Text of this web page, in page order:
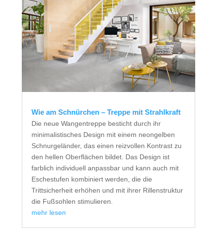
Wie am Schnürchen – Treppe mit Strahlkraft
Die neue Wangentreppe besticht durch ihr
minimalistisches Design mit einem neongelben
Schnurgeländer, das einen reizvollen Kontrast zu
den hellen Oberflächen bildet. Das Design ist
farblich individuell anpassbar und kann auch mit
Eschestufen kombiniert werden, die die
Trittsicherheit erhöhen und mit ihrer Rillenstruktur
die Fußsohlen stimulieren.
mehr lesen